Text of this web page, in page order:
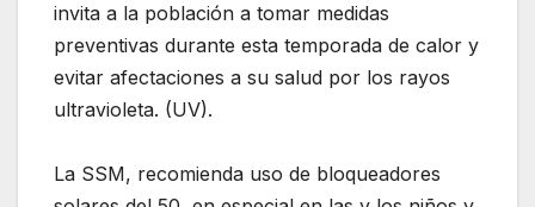
invita a la población a tomar medidas
preventivas durante esta temporada de calor y
evitar afectaciones a su salud por los rayos
ultravioleta. (UV).
La SSM, recomienda uso de bloqueadores